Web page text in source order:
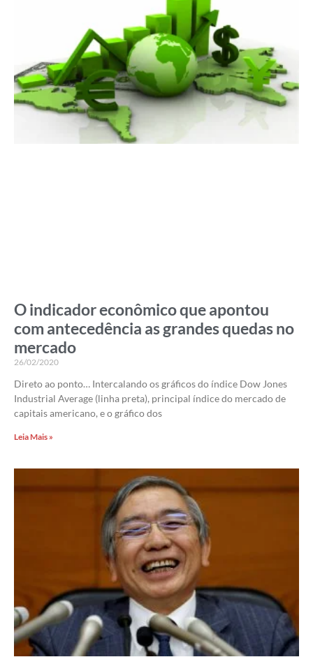
O indicador econômico que apontou
com antecedência as grandes quedas no
mercado
26/02/2020
Direto ao ponto… Intercalando os gráficos do índice Dow Jones
Industrial Average (linha preta), principal índice do mercado de
capitais americano, e o gráfico dos
Leia Mais »